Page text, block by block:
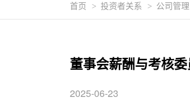
首页 投资者关系 公司管理
董事会薪酬与考核委
2025-06-23